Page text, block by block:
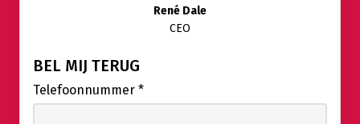
René Dale
CEO
BEL MIJ TERUG
Telefoonnummer *